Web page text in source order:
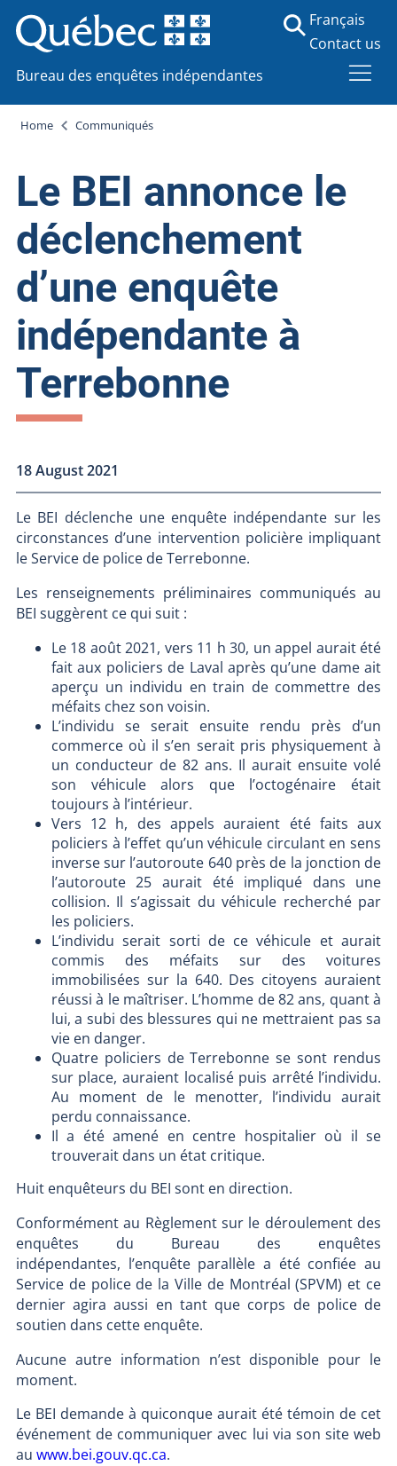
Bureau des enquêtes indépendantes
Français
Contact us
Home Communiqués
Le BEI annonce le
déclenchement
d’une enquête
indépendante à
Terrebonne
18 August 2021
Le BEI déclenche une enquête indépendante sur les
circonstances d’une intervention policière impliquant
le Service de police de Terrebonne.
Les renseignements préliminaires communiqués au
BEI suggèrent ce qui suit :
Le 18 août 2021, vers 11 h 30, un appel aurait été
fait aux policiers de Laval après qu’une dame ait
aperçu un individu en train de commettre des
méfaits chez son voisin.
L’individu se serait ensuite rendu près d’un
commerce où il s’en serait pris physiquement à
un conducteur de 82 ans. Il aurait ensuite volé
son véhicule alors que l’octogénaire était
toujours à l’intérieur.
Vers 12 h, des appels auraient été faits aux
policiers à l’effet qu’un véhicule circulant en sens
inverse sur l’autoroute 640 près de la jonction de
l’autoroute 25 aurait été impliqué dans une
collision. Il s’agissait du véhicule recherché par
les policiers.
L’individu serait sorti de ce véhicule et aurait
commis des méfaits sur des voitures
immobilisées sur la 640. Des citoyens auraient
réussi à le maîtriser. L’homme de 82 ans, quant à
lui, a subi des blessures qui ne mettraient pas sa
vie en danger.
Quatre policiers de Terrebonne se sont rendus
sur place, auraient localisé puis arrêté l’individu.
Au moment de le menotter, l’individu aurait
perdu connaissance.
Il a été amené en centre hospitalier où il se
trouverait dans un état critique.
Huit enquêteurs du BEI sont en direction.
Conformément au Règlement sur le déroulement des
enquêtes du Bureau des enquêtes
indépendantes, l’enquête parallèle a été confiée au
Service de police de la Ville de Montréal (SPVM) et ce
dernier agira aussi en tant que corps de police de
soutien dans cette enquête.
Aucune autre information n’est disponible pour le
moment.
Le BEI demande à quiconque aurait été témoin de cet
événement de communiquer avec lui via son site web
au www.bei.gouv.qc.ca.